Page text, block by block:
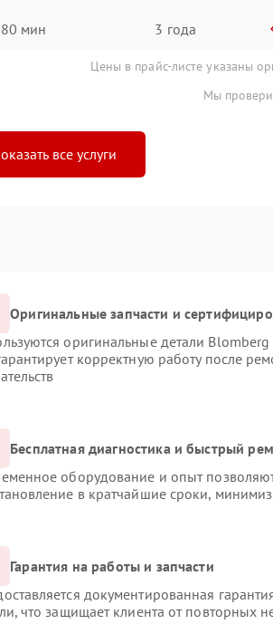
80 мин 3 года
Цены в прайс-листе указаны
Мы
все услуги
Оригинальные запчасти и
оригинальные детали
корректную работу после
Бесплатная диагностика и быстрый
оборудование и опыт
в кратчайшие сроки,
Гарантия на работы и запчасти
документированная
что защищает клиента от повторных